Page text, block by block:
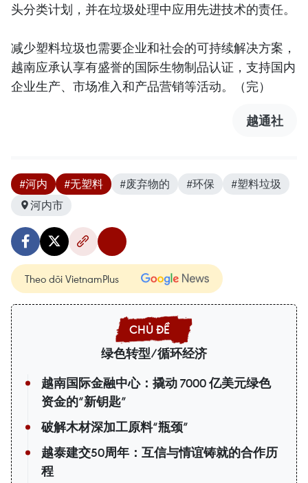
头分类计划，并在垃圾处理中应用先进技术的责任。
减少塑料垃圾也需要企业和社会的可持续解决方案，
越南应承认享有盛誉的国际生物制品认证，支持国内
企业生产、市场准入和产品营销等活动。（完）
越通社
#河内 #无塑料 #废弃物的 #环保
#塑料垃圾
河内市
Theo dõi VietnamPlus
绿色转型/循环经济
越南国际金融中心：撬动 7000 亿美元绿色
资金的“新钥匙”
破解木材深加工原料“瓶颈”
越泰建交50周年：互信与情谊铸就的合作历
程